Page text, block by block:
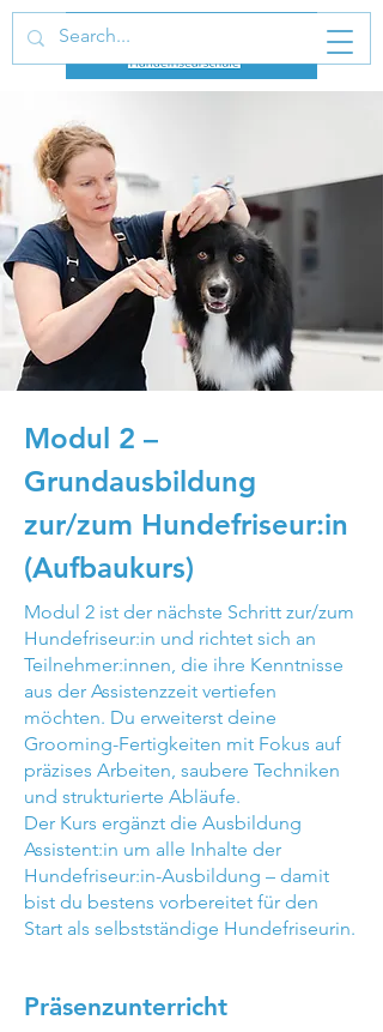
Modul 2 –
Grundausbildung
zur/zum Hundefriseur:in
(Aufbaukurs)
Modul 2 ist der nächste Schritt zur/zum
Hundefriseur:in und richtet sich an
Teilnehmer:innen, die ihre Kenntnisse
aus der Assistenzzeit vertiefen
möchten. Du erweiterst deine
Grooming-Fertigkeiten mit Fokus auf
präzises Arbeiten, saubere Techniken
und strukturierte Abläufe.
Der Kurs ergänzt die Ausbildung
Assistent:in um alle Inhalte der
Hundefriseur:in-Ausbildung – damit
bist du bestens vorbereitet für den
Start als selbstständige Hundefriseurin.
Präsenzunterricht